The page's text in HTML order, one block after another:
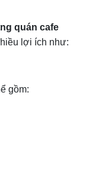
quán cafe
lợi ích như:
gồm: